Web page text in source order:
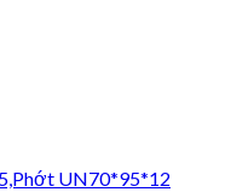
UN70*95*12